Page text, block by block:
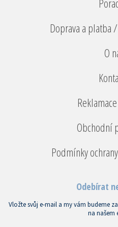
Doprava a platba
O
Obchodní
Podmínky
Odebírat
Vložte svůj e-mail a my vám budeme
na našem